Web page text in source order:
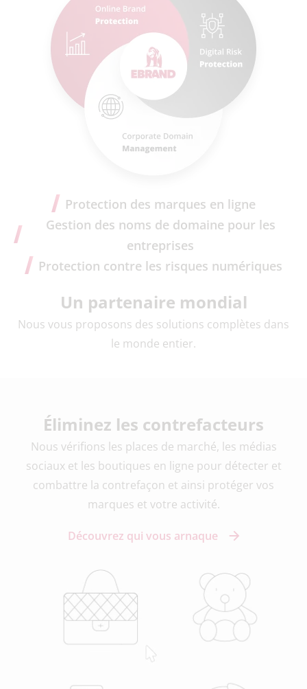
Protection des marques en ligne
Gestion des noms de domaine pour les
entreprises
Protection contre les risques numériques
Un partenaire mondial
Nous vous proposons des solutions complètes dans
le monde entier.
Éliminez les contrefacteurs
Nous vérifions les places de marché, les médias
sociaux et les boutiques en ligne pour détecter et
combattre la contrefaçon et ainsi protéger vos
marques et votre activité.
Découvrez qui vous arnaque